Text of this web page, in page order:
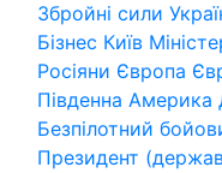
Збройні сили
Бізнес Київ
Росіяни Європа
Південна Америка
Безпілотний
Президент